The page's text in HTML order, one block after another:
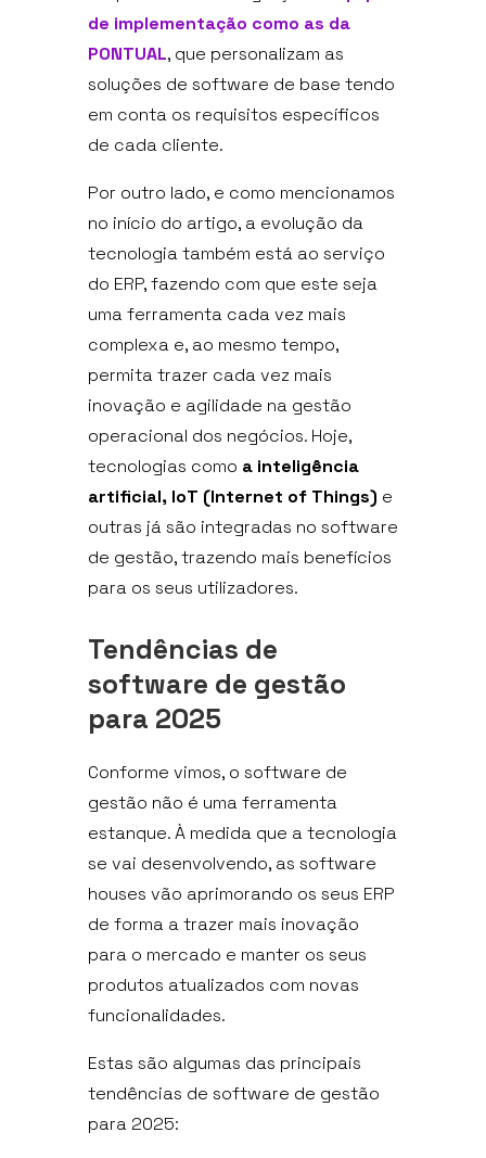
QUEM SOMOS
O QUE FAZEMOS
SETORES
SOLUÇÕES
5 MIN. TECNOLÓGICOS
de implementação como as da
PONTUAL, que personalizam as
soluções de software de base tendo
em conta os requisitos específicos
de cada cliente.
Por outro lado, e como mencionamos
no início do artigo, a evolução da
tecnologia também está ao serviço
do ERP, fazendo com que este seja
uma ferramenta cada vez mais
complexa e, ao mesmo tempo,
permita trazer cada vez mais
inovação e agilidade na gestão
operacional dos negócios. Hoje,
tecnologias como a inteligência
artificial, IoT (Internet of Things) e
outras já são integradas no software
de gestão, trazendo mais benefícios
para os seus utilizadores.
Tendências de
software de gestão
para 2025
Conforme vimos, o software de
gestão não é uma ferramenta
estanque. À medida que a tecnologia
se vai desenvolvendo, as software
houses vão aprimorando os seus ERP
de forma a trazer mais inovação
para o mercado e manter os seus
produtos atualizados com novas
funcionalidades.
Estas são algumas das principais
tendências de software de gestão
para 2025: